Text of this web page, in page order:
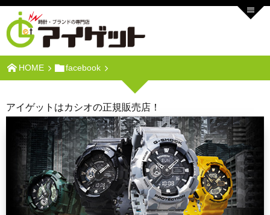
HOME facebook
アイゲットはカシオの正規販売店！